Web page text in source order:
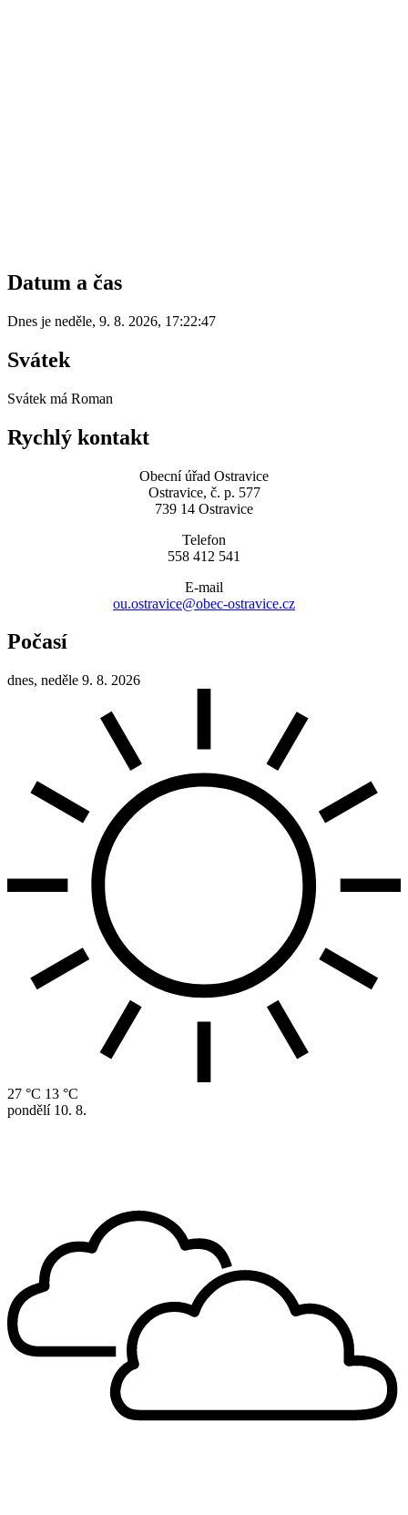
Datum a čas
Dnes je neděle, 9. 8. 2026, 17:22:47
Svátek
Svátek má Roman
Rychlý kontakt
Obecní úřad Ostravice
Ostravice, č. p. 577
739 14 Ostravice
Telefon
558 412 541
E-mail
ou.ostravice@obec-ostravice.cz
Počasí
dnes, neděle 9. 8. 2026
27 °C 13 °C
pondělí 10. 8.